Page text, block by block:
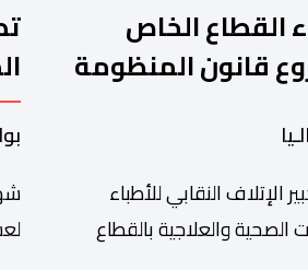
القطاع الخاص
قانون المنظومة
الصحية الوطنية
النقابي للأطباء
والعلاجية بالقطاع